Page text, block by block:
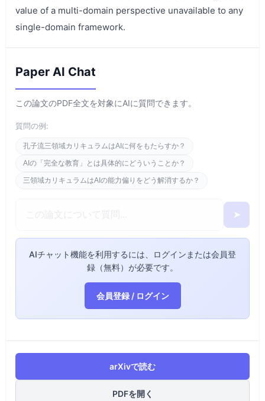
value of a multi-domain perspective unavailable to any
single-domain framework.
Paper AI Chat
この論文のPDF全文を対象にAIに質問できます。
質問の例:
孔子流三領域カリキュラムはAIに何をもたらすか？
AIの「完全な教育」とは具体的にどういうことか？
三領域カリキュラムはAIの能力偏りをどう解消するか？
➤
AIチャット機能を利用するには、ログインまたは会員登
録（無料）が必要です。
会員登録 / ログイン
arXivで読む
PDFを開く